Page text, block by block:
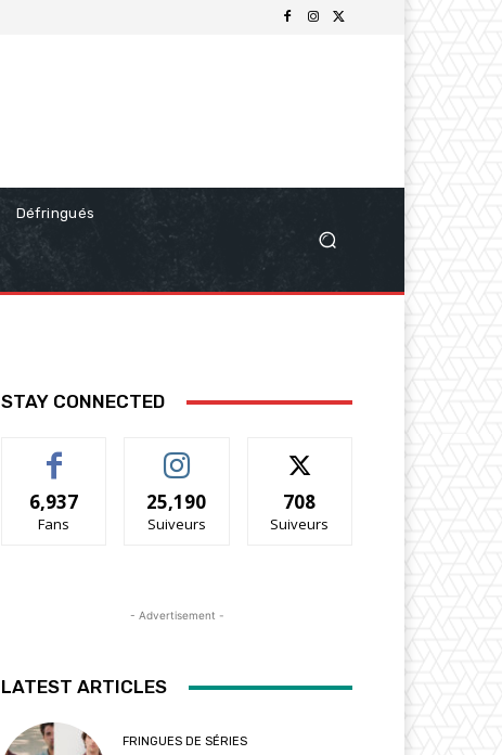
Défringués
STAY CONNECTED
6,937
Fans
25,190
Suiveurs
708
Suiveurs
- Advertisement -
LATEST ARTICLES
FRINGUES DE SÉRIES